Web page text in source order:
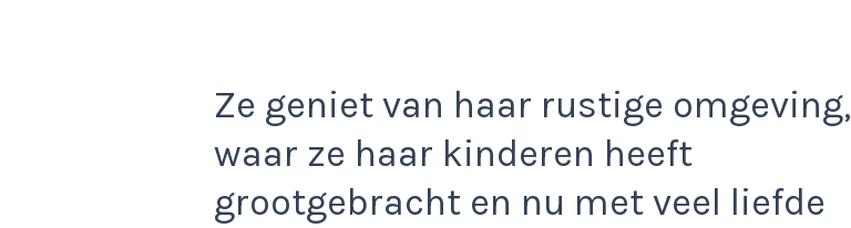
Ze geniet van haar rustige omgeving,
waar ze haar kinderen heeft
grootgebracht en nu met veel liefde